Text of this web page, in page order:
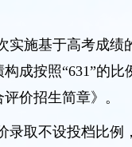
实施基于高考成
成按照“631”的
价招生简章》。
录取不设投档比例